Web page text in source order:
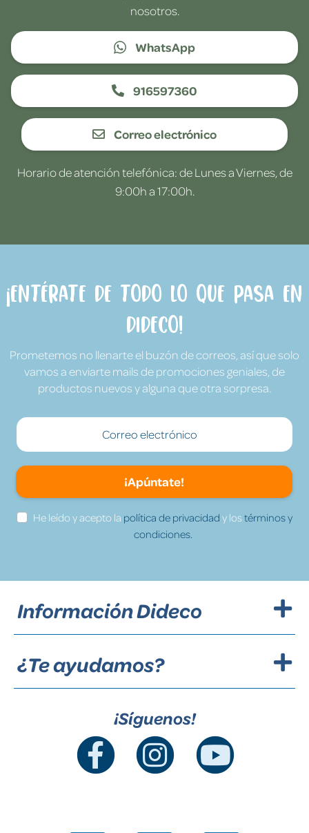
nosotros.
WhatsApp
916597360
Correo electrónico
Horario de atención telefónica: de Lunes a Viernes, de
9:00h a 17:00h.
¡Entérate de todo lo que pasa en
Dideco!
Prometemos no llenarte el buzón de correos, así que solo
vamos a enviarte mails de promociones geniales, de
productos nuevos y alguna que otra sorpresa.
¡Apúntate!
He leído y acepto la política de privacidad y lostérminos y
condiciones.
Información Dideco
¿Te ayudamos?
¡Síguenos!